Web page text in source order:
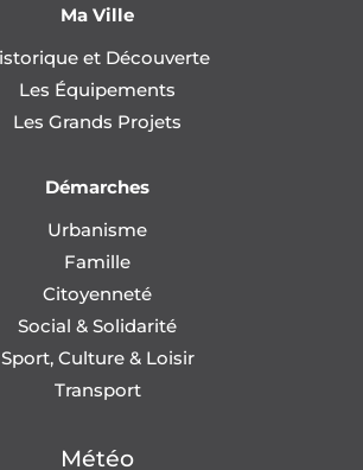
Ma Ville
et Découverte
Les Équipements
Les Grands Projets
Démarches
Urbanisme
Famille
Citoyenneté
Social & Solidarité
Sport, Culture & Loisir
Transport
Météo